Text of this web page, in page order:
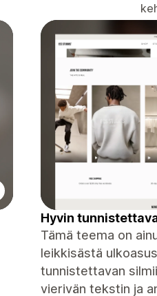
Hyvin
Tämä teema on
leikkisästä
tunnistettavan
vierivän tekstin ja